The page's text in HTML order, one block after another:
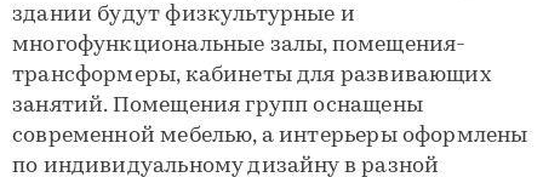
здании будут физкультурные и
многофункциональные залы, помещения-
трансформеры, кабинеты для развивающих
занятий. Помещения групп оснащены
современной мебелью, а интерьеры оформлены
по индивидуальному дизайну в разной